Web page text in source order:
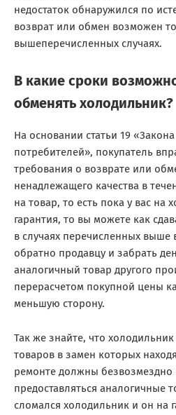
недостаток обнаружился по
возврат или обмен возможен
вышеперечисленных случаях.
В какие сроки
обменять холодильник?
На основании статьи 19
потребителей», покупатель
требования о возврате или
ненадлежащего качества в
на товар, то есть пока у вас на
гарантия, то вы можете как
в случаях перечисленных выше
обратно продавцу и забрать
аналогичный товар другого
перерасчетом покупной цены
меньшую сторону.
Так же знайте, что холодильник
товаров в замен которых
ремонте должны
предоставляться аналогичные
сломался холодильник и он на